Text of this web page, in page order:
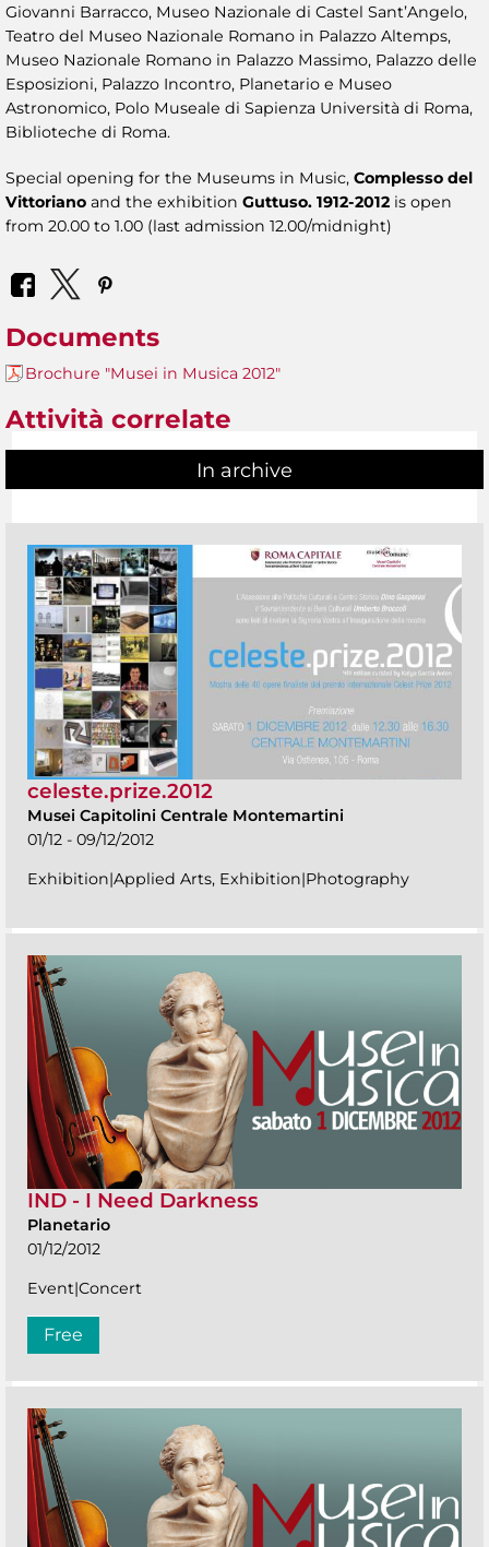
Giovanni Barracco, Museo Nazionale di Castel Sant’Angelo,
Teatro del Museo Nazionale Romano in Palazzo Altemps,
Museo Nazionale Romano in Palazzo Massimo, Palazzo delle
Esposizioni, Palazzo Incontro, Planetario e Museo
Astronomico, Polo Museale di Sapienza Università di Roma,
Biblioteche di Roma.
Special opening for the Museums in Music, Complesso del
Vittoriano and the exhibition Guttuso. 1912-2012 is open
from 20.00 to 1.00 (last admission 12.00/midnight)
Documents
Brochure "Musei in Musica 2012"
Attività correlate
In archive
celeste.prize.2012
Musei Capitolini Centrale Montemartini
01/12 - 09/12/2012
Exhibition|Applied Arts, Exhibition|Photography
IND - I Need Darkness
Planetario
01/12/2012
Event|Concert
Free